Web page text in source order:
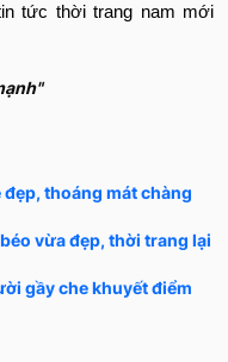
tức thời trang nam mới
thoáng mát chàng
vừa đẹp, thời trang lại
gầy che khuyết điểm